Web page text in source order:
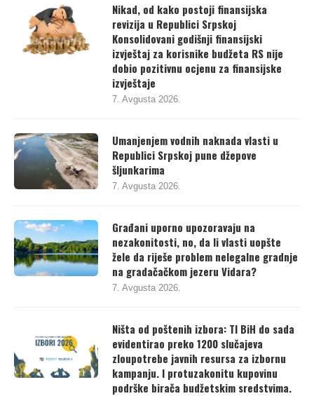
Nikad, od kako postoji finansijska
revizija u Republici Srpskoj
Konsolidovani godišnji finansijski
izvještaj za korisnike budžeta RS nije
dobio pozitivnu ocjenu za finansijske
izvještaje
7. Avgusta 2026.
Umanjenjem vodnih naknada vlasti u
Republici Srpskoj pune džepove
šljunkarima
7. Avgusta 2026.
Građani uporno upozoravaju na
nezakonitosti, no, da li vlasti uopšte
žele da riješe problem nelegalne gradnje
na gradačačkom jezeru Vidara?
7. Avgusta 2026.
Ništa od poštenih izbora: TI BiH do sada
evidentirao preko 1200 slučajeva
zloupotrebe javnih resursa za izbornu
kampanju. I protuzakonitu kupovinu
podrške birača budžetskim sredstvima.